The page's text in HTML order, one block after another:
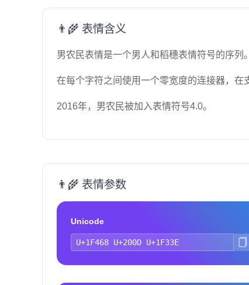
👨‍🌾 表情含义
男农民表情是一个男人和稻穗表情符号的序列。
在每个字符之间使用一个零宽度的连接器，在
2016年，男农民被加入表情符号4.0。
👨‍🌾 表情参数
Unicode